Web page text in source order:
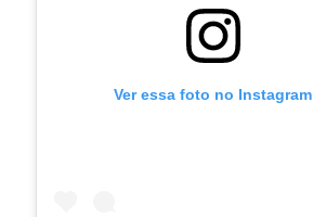
Ver essa foto no Instagram